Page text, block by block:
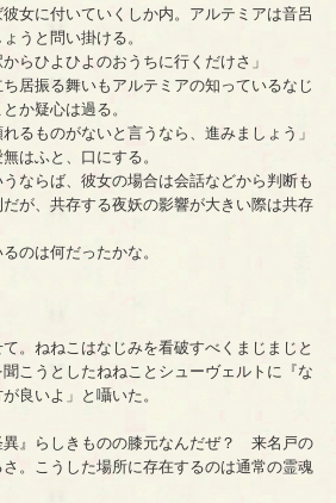
女に付いていくしか内。アルテミアは音呂
うと問い掛ける。
らひよひよのおうちに行くだけさ」
居振る舞いもアルテミアの知っているなじ
か疑心は過る。
るものがないと言うなら、進みましょう」
はふと、口にする。
うならば、彼女の場合は会話などから判断も
が、共存する夜妖の影響が大きい際は共存
は何だったかな。
。ねねこはなじみを看破すべくまじまじと
こうとしたねねことシューヴェルトに『な
良いよ」と囁いた。
異』らしきものの膝元なんだぜ？ 来名戸の
。こうした場所に存在するのは通常の霊魂